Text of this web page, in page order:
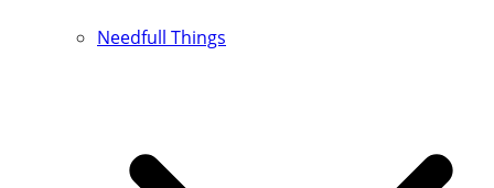
Needfull Things